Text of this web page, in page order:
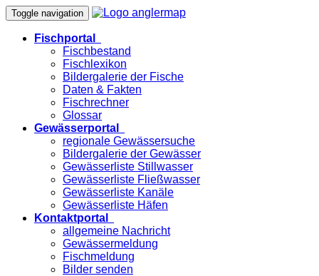
Toggle navigation
Fischportal
Fischbestand
Fischlexikon
Bildergalerie der Fische
Daten & Fakten
Fischrechner
Glossar
Gewässerportal
regionale Gewässersuche
Bildergalerie der Gewässer
Gewässerliste Stillwasser
Gewässerliste Fließwasser
Gewässerliste Kanäle
Gewässerliste Häfen
Kontaktportal
allgemeine Nachricht
Gewässermeldung
Fischmeldung
Bilder senden